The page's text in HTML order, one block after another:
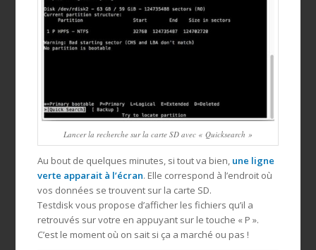
Lancer la recherche sur la carte SD avec « Quicksearch »
Au bout de quelques minutes, si tout va bien, une ligne
verte apparait à l’écran. Elle correspond à l’endroit où
vos données se trouvent sur la carte SD.
Testdisk vous propose d’afficher les fichiers qu’il a
retrouvés sur votre en appuyant sur le touche « P ».
C’est le moment où on sait si ça a marché ou pas !